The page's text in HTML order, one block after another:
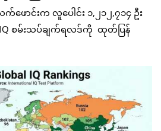
က်ဖောင်းက လူပေါင်း ၁,၂၁၂,၇၁၄ ဦး
IQ စမ်းသပ်ချက်ရလဒ်ကို ထုတ်ပြန်